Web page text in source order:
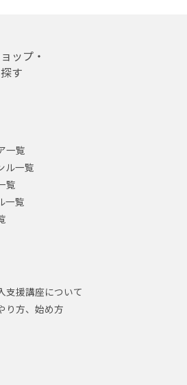
ップ・
す
一覧
ル一覧
覧
一覧
支援講座について
り方、始め方